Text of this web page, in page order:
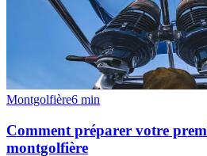
Montgolfière6 min
Comment préparer votre
montgolfière